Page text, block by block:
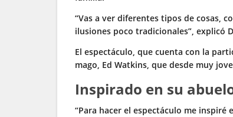
“Vas a ver diferentes tipos de cosas,
ilusiones poco tradicionales”, explicó
El espectáculo, que cuenta con la
mago, Ed Watkins, que desde muy
Inspirado en su
“Para hacer el espectáculo me